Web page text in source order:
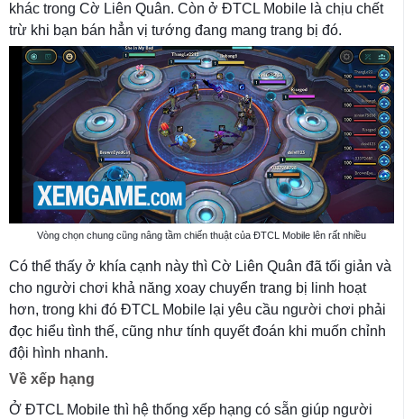
khác trong Cờ Liên Quân. Còn ở ĐTCL Mobile là chịu chết
trừ khi bạn bán hẳn vị tướng đang mang trang bị đó.
Vòng chọn chung cũng nâng tầm chiến thuật của ĐTCL Mobile lên rất nhiều
Có thể thấy ở khía cạnh này thì Cờ Liên Quân đã tối giản và
cho người chơi khả năng xoay chuyển trang bị linh hoạt
hơn, trong khi đó ĐTCL Mobile lại yêu cầu người chơi phải
đọc hiểu tình thế, cũng như tính quyết đoán khi muốn chỉnh
đội hình nhanh.
Về xếp hạng
Ở ĐTCL Mobile thì hệ thống xếp hạng có sẵn giúp người